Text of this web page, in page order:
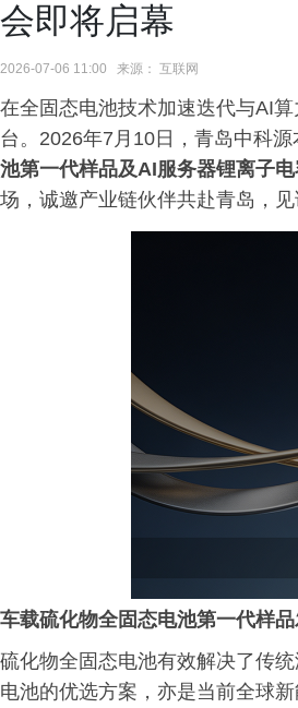
会即将启幕
2026-07-06 11:00 来源： 互联网
在全固态电池技术加速迭代与AI
台。2026年7月10日，青岛中科
池第一代样品及AI服务器锂离子
场，诚邀产业链伙伴共赴青岛，
车载硫化物全固态电池第一代样
硫化物全固态电池有效解决了传
电池的优选方案，亦是当前全球